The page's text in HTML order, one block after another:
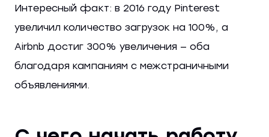
Интересный факт: в 2016 году Pinterest
увеличил количество загрузок на 100%, а
Airbnb достиг 300% увеличения — оба
благодаря кампаниям с межстраничными
объявлениями.